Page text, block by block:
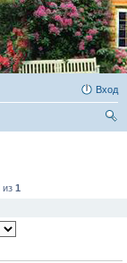
Вход
из 1